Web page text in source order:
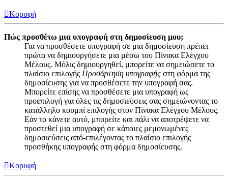
Κορυφή
Πώς προσθέτω μια υπογραφή στη δημοσίευση μου;
Για να προσθέσετε υπογραφή σε μια δημοσίευση πρέπει
πρώτα να δημιουργήσετε μια μέσω του Πίνακα Ελέγχου
Μέλους. Μόλις δημιουργηθεί, μπορείτε να σημειώσετε το
πλαίσιο επιλογής Προσάρτηση υπογραφής στη φόρμα της
δημοσίευσης για να προσθέσετε την υπογραφή σας.
Μπορείτε επίσης να προσθέσετε μια υπογραφή ως
προεπιλογή για όλες τις δημοσιεύσεις σας σημειώνοντας το
κατάλληλο κουμπί επιλογής στον Πίνακα Ελέγχου Μέλους.
Εάν το κάνετε αυτό, μπορείτε και πάλι να αποτρέψετε να
προστεθεί μια υπογραφή σε κάποιες μεμονωμένες
δημοσιεύσεις από-επιλέγοντας το πλαίσιο επιλογής
προσθήκης υπογραφής στη φόρμα δημοσίευσης.
Κορυφή